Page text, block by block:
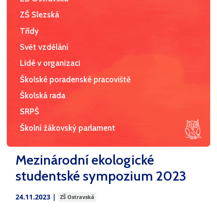
ZŠ Slezská
Třídy
Svět vzdělání
Lidé v organizaci
Školské poradenské pracoviště
Školská rada
SRPŠ
Školní žákovský parlament
Mezinárodní ekologické
studentské sympozium 2023
24.11.2023 | ZŠ Ostravská